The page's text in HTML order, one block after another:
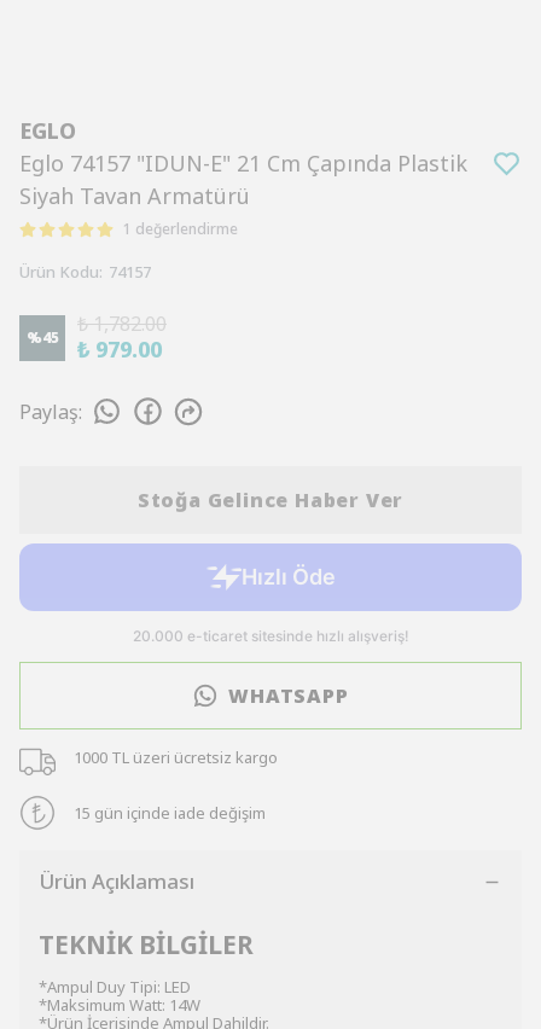
EGLO
Eglo 74157 "IDUN-E" 21 Cm Çapında Plastik
Siyah Tavan Armatürü
1 değerlendirme
Ürün Kodu: 74157
%45
₺ 1,782.00
₺ 979.00
Paylaş:
Stoğa Gelince Haber Ver
WHATSAPP
1000 TL üzeri ücretsiz kargo
15 gün içinde iade değişim
Ürün Açıklaması
TEKNİK BİLGİLER
*Ampul Duy Tipi: LED
*Maksimum Watt: 14W
*Ürün İçerisinde Ampul Dahildir.